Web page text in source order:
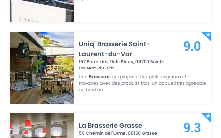
Uniq' Brasserie Saint-
Laurent-du-Var
167 Prom. des Flots Bleus,06700Saint-
Laurent-du-Var
UneBrasseriequi propose des plats originaux et
travaillés avec des produits frais. Un accueil très agréable
au bord de...
9.0
La Brasserie Grasse
59 Chemin de l'Orme,06130Grasse
9.3